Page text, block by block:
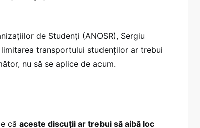
de Studenți (ANOSR), Sergiu
transportului studenților ar trebui
nu să se aplice de acum.
că aceste discuții ar trebui să aibă loc